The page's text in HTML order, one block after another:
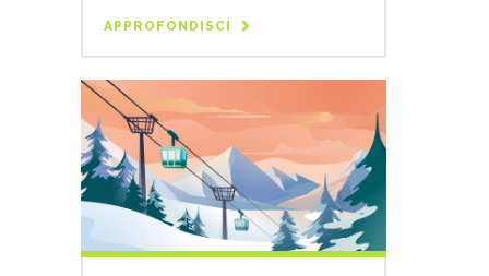
APPROFONDISCI